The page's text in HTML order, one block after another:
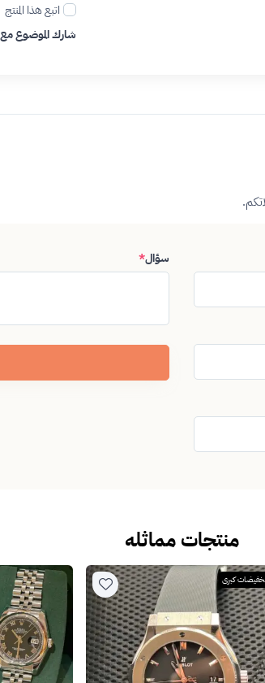
اتبع هذا المنتج
شارك الموضوع
سؤال*
منتجات مماثله
كبرى